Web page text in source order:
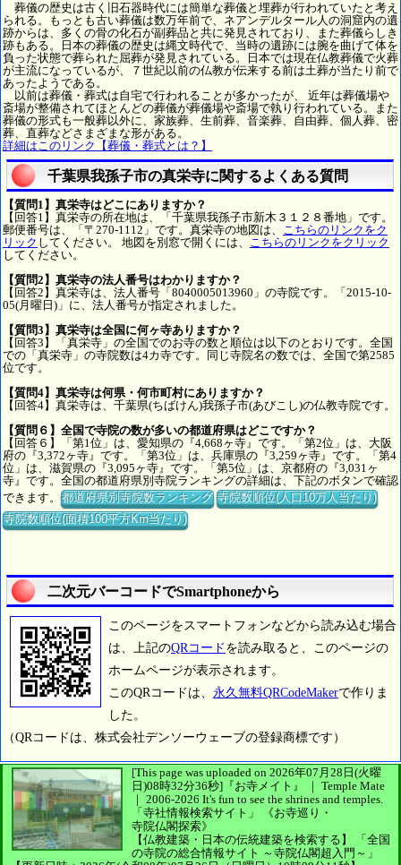
葬儀の歴史は古く旧石器時代には簡単な葬儀と埋葬が行われていたと考え
られる。もっとも古い葬儀は数万年前で、ネアンデルタール人の洞窟内の遺
跡からは、多くの骨の化石が副葬品と共に発見されており、また葬儀らしき
跡もある。日本の葬儀の歴史は縄文時代で、当時の遺跡には腕を曲げて体を
負った状態で葬られた屈葬が発見されている。日本では現在仏教葬儀で火葬
が主流になっているが、７世紀以前の仏教が伝来する前は土葬が当たり前で
あったようである。
以前は葬儀・葬式は自宅で行われることが多かったが、 近年は葬儀場や
斎場が整備されてほとんどの葬儀が葬儀場や斎場で執り行われている。また
葬儀の形式も一般葬以外に、家族葬、生前葬、音楽葬、自由葬、個人葬、密
葬、直葬などさまざまな形がある。
詳細はこのリンク【葬儀・葬式とは？】
千葉県我孫子市の真栄寺に関するよくある質問
【質問1】真栄寺はどこにありますか？
【回答1】真栄寺の所在地は、「千葉県我孫子市新木３１２８番地」です。
郵便番号は、「〒270-1112」です。真栄寺の地図は、 こちらのリンクをク
リック してください。 地図を別窓で開くには、 こちらのリンクをクリック
してください。
【質問2】真栄寺の法人番号はわかりますか？
【回答2】真栄寺は、法人番号「8040005013960」の寺院です。「2015-10-
05(月曜日)」に、法人番号が指定されました。
【質問3】真栄寺は全国に何ヶ寺ありますか？
【回答3】「真栄寺」の全国でのお寺の数と順位は以下のとおりです。全国
での「真栄寺」の寺院数は4カ寺です。同じ寺院名の数では、全国で第2585
位です。
【質問4】真栄寺は何県・何市町村にありますか？
【回答4】真栄寺は、千葉県(ちばけん)我孫子市(あびこし)の仏教寺院です。
【質問６】全国で寺院の数が多いの都道府県はどこですか？
【回答６】「第1位」は、愛知県の『4,668ヶ寺』です。「第2位」は、大阪
府の『3,372ヶ寺』です。「第3位」は、兵庫県の『3,259ヶ寺』です。「第4
位」は、滋賀県の『3,095ヶ寺』です。「第5位」は、京都府の『3,031ヶ
寺』です。全国の都道府県別寺院ランキングの詳細は、下記のボタンで確認
できます。都道府県別寺院数ランキング 寺院数順位(人口10万人当たり)
寺院数順位(面積100平方Km当たり)
二次元バーコードでSmartphoneから
このページをスマートフォンなどから読み込む場合
は、上記のQRコード を読み取ると、このページの
ホームページが表示されます。
このQRコードは、 永久無料QRCodeMakerで作りま
した。
（QRコードは、株式会社デンソーウェーブの登録商標です）
[This page was uploaded on 2026年07月28日(火曜
日)08時32分36秒] 『お寺メイト』 ｜ Temple Mate
｜ 2006-2026 It's fun to see the shrines and temples.
「寺社情報検索サイト」
《お寺巡り・
寺院仏閣探索》
【仏教建築・日本の伝統建築を検索する】
「全国
の寺院の総合情報サイト ～寺院仏閣超入門～」